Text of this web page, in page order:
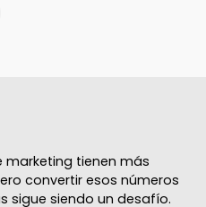
marketing tienen más
convertir esos números
sigue siendo un desafío.